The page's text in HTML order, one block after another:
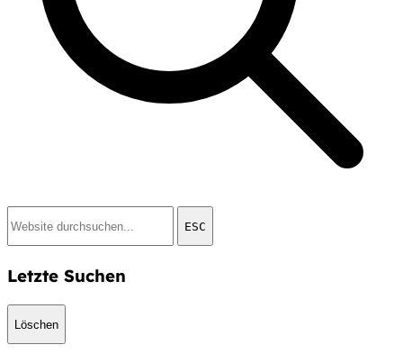
ESC
Letzte Suchen
Löschen